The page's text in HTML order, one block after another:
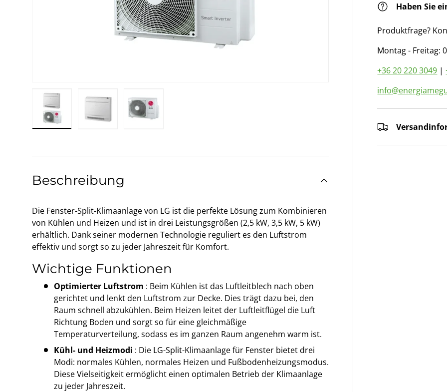
Haben Sie
Produktfrage?
Montag - Freitag:
+36 20 220 3049 |
Beschreibung
Die Fenster-Split-Klimaanlage von LG ist die perfekte Lösung zum Kombinieren
von Kühlen und Heizen und ist in drei Leistungsgrößen (2,5 kW, 3,5 kW, 5 kW)
erhältlich. Dank seiner modernen Technologie reguliert es den Luftstrom
effektiv und sorgt so zu jeder Jahreszeit für Komfort.
Wichtige Funktionen
Optimierter Luftstrom : Beim Kühlen ist das Luftleitblech nach oben
gerichtet und lenkt den Luftstrom zur Decke. Dies trägt dazu bei, den
Raum schnell abzukühlen. Beim Heizen leitet der Luftleitflügel die Luft
Richtung Boden und sorgt so für eine gleichmäßige
Temperaturverteilung, sodass es im ganzen Raum angenehm warm ist.
Kühl- und Heizmodi : Die LG-Split-Klimaanlage für Fenster bietet drei
Modi: normales Kühlen, normales Heizen und Fußbodenheizungsmodus.
Diese Vielseitigkeit ermöglicht einen optimalen Betrieb der Klimaanlage
zu jeder Jahreszeit.